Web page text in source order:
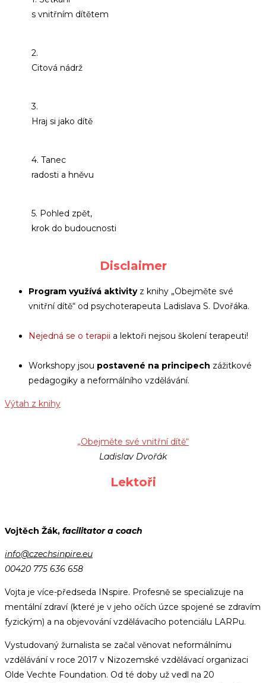
s vnitřním dítětem
2.
Citová nádrž
3.
Hraj si jako dítě
4. Tanec
radosti a hněvu
5. Pohled zpět,
krok do budoucnosti
Disclaimer
Program využívá aktivityz knihy „Obejměte své
vnitřní dítě“ od psychoterapeuta Ladislava S. Dvořáka.
Nejedná se o terapii a lektoři nejsou školení terapeuti!
Workshopy jsou postavené na principech zážitkové
pedagogiky a neformálního vzdělávání.
Výtah z knihy
„Obejměte své vnitřní dítě“
Ladislav Dvořák
Lektoři
Vojtěch Žák, facilitator a coach
info@czechsinpire.eu
00420 775 636 658
Vojta je více-předseda INspire. Profesně se specializuje na
mentální zdraví (které je v jeho očích úzce spojené se zdravím
fyzickým) a na objevování vzdělávacího potenciálu LARPu.
Vystudovaný žurnalista se začal věnovat neformálnímu
vzdělávání v roce 2017 v Nizozemské vzdělávací organizaci
Olde Vechte Foundation. Od té doby už vedl na 20